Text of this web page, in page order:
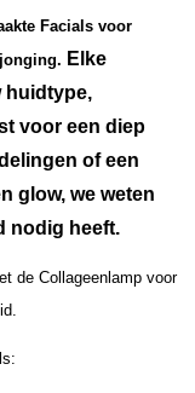
Facials voor
Elke
huidtype,
voor een diep
of een
glow, we weten
nodig heeft.
de Collageenlamp voor